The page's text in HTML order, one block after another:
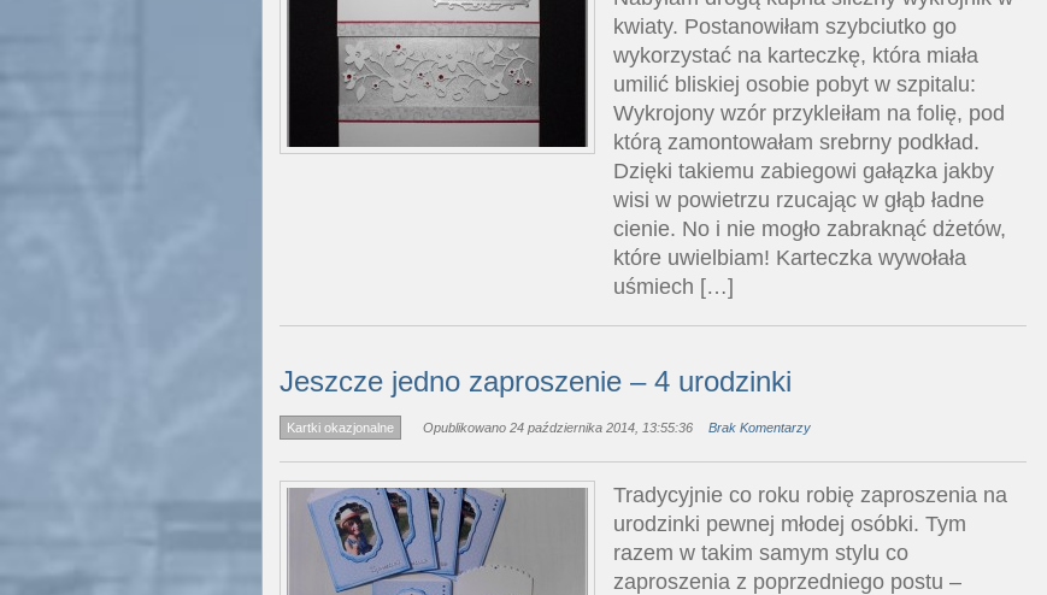
kwiaty. Postanowiłam szybciutko go
wykorzystać na karteczkę, która miała
umilić bliskiej osobie pobyt w szpitalu:
Wykrojony wzór przykleiłam na folię, pod
którą zamontowałam srebrny podkład.
Dzięki takiemu zabiegowi gałązka jakby
wisi w powietrzu rzucając w głąb ładne
cienie. No i nie mogło zabraknąć dżetów,
które uwielbiam! Karteczka wywołała
uśmiech […]
Jeszcze jedno zaproszenie – 4 urodzinki
Kartki okazjonalne Opublikowano 24 października 2014, 13:55:36 Brak Komentarzy
Tradycyjnie co roku robię zaproszenia na
urodzinki pewnej młodej osóbki. Tym
razem w takim samym stylu co
zaproszenia z poprzedniego postu –